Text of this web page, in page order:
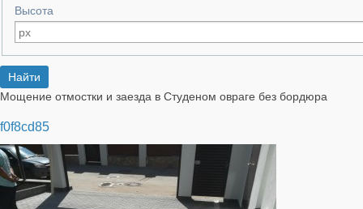
Высота
Мощение отмостки и заезда в Студеном овраге без бордюра
f0f8cd85